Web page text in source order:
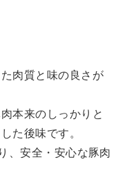
肉質と味の良さが
本来のしっかりと
た後味です。
、安全・安心な豚肉